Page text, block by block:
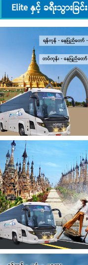
Elite နှင့် ခရီးသွားခြင်း